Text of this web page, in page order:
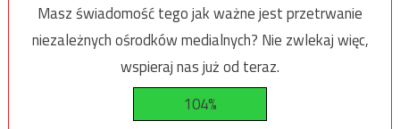
Masz świadomość tego jak ważne jest przetrwanie
niezależnych ośrodków medialnych? Nie zwlekaj więc,
wspieraj nas już od teraz.
104%